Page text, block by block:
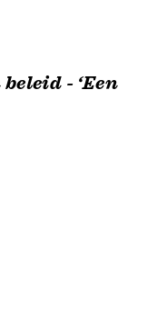
- ‘Een